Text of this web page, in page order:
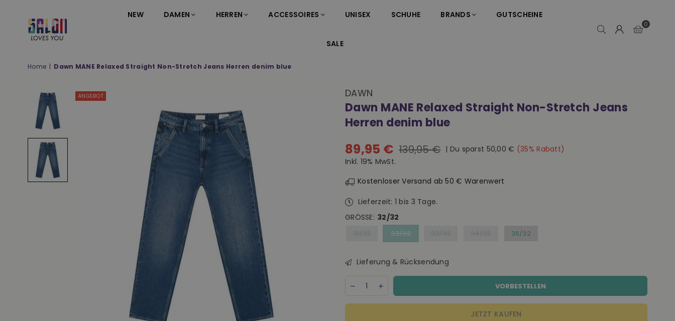
YOU
NEW DAMEN HERREN ACCESSOIRES UNISEX SCHUHE BRANDS GUTSCHEINE
SALE
0
Home | Dawn MANE Relaxed Straight Non-Stretch Jeans Herren denim blue
ANGEBOT DAWN
Dawn MANE Relaxed Straight Non-Stretch Jeans
Herren denim blue
Normaler
Preis
89,95 € 139,95 € | Du sparst 50,00 € (35% Rabatt)
Inkl. 19% MwSt.
Kostenloser Versand ab 50 € Warenwert
Lieferzeit: 1 bis 3 Tage.
GRÖSSE: 32/32
31/32 32/32 33/32 34/32 36/32
Lieferung & Rücksendung
Decrease
for
Increase
quantity
for
VORBESTELLEN
JETZT KAUFEN